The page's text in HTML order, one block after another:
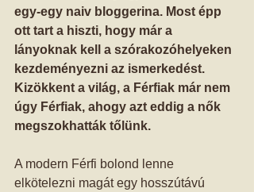
egy-egy naiv bloggerina. Most épp
ott tart a hiszti, hogy már a
lányoknak kell a szórakozóhelyeken
kezdeményezni az ismerkedést.
Kizökkent a világ, a Férfiak már nem
úgy Férfiak, ahogy azt eddig a nők
megszokhatták tőlünk.
A modern Férfi bolond lenne
elkötelezni magát egy hosszútávú